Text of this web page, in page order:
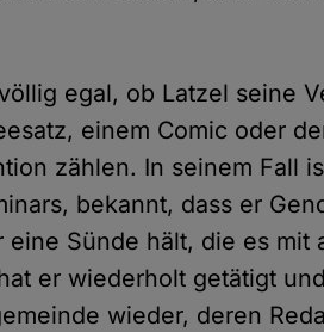
egal, ob Latzel seine
einem Comic oder
zählen. In seinem Fall
bekannt, dass er
Sünde hält, die es mit
er wiederholt getätigt
wieder, deren